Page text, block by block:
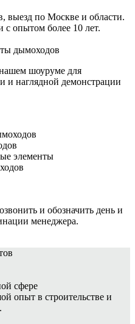
выезд по Москве и области.
опытом более 10 лет.
дымоходов
шоуруме для
и наглядной демонстрации
элементы
и обозначить день и
менеджера.
сфере
опыт в строительстве и